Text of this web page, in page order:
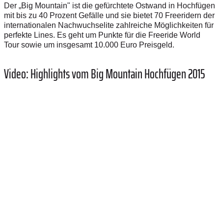
Der „Big Mountain" ist die gefürchtete Ostwand in Hochfügen
mit bis zu 40 Prozent Gefälle und sie bietet 70 Freeridern der
internationalen Nachwuchselite zahlreiche Möglichkeiten für
perfekte Lines. Es geht um Punkte für die Freeride World
Tour sowie um insgesamt 10.000 Euro Preisgeld.
Video: Highlights vom Big Mountain Hochfügen 2015